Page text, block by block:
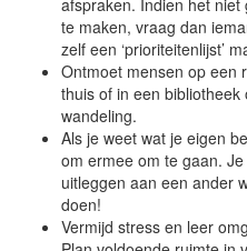
te maken, vraag dan
zelf een ‘prioriteitenlijst’
Ontmoet mensen op een
thuis of in een
wandeling.
Als je weet wat je eigen
om ermee om te gaan.
uitleggen aan een ander
doen!
Vermijd stress en leer